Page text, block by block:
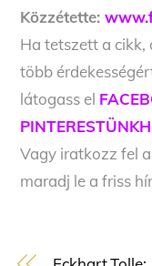
Közzétette:
Ha tetszett a cikk,
több
látogass el
Vagy iratkozz fel
maradj le a friss